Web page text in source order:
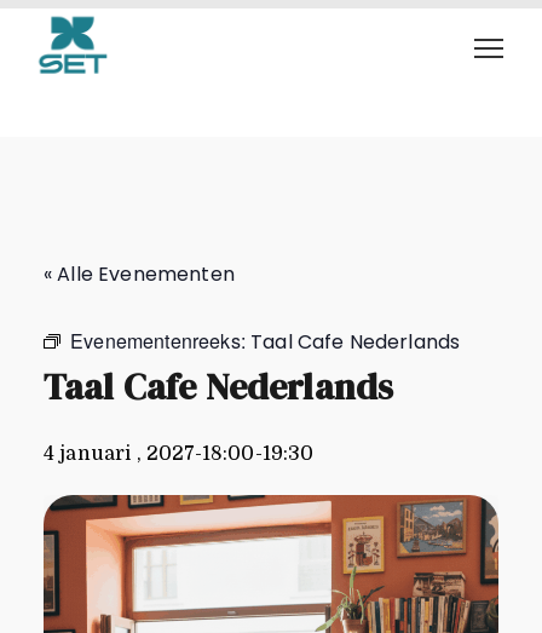
Taal Cafe Nederlands
« Alle Evenementen
Evenementenreeks: Taal Cafe Nederlands
Taal Cafe Nederlands
4 januari , 2027-18:00-19:30